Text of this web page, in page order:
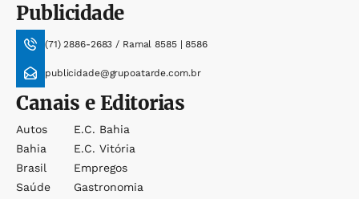
Publicidade
(71) 2886-2683 / Ramal 8585 | 8586
publicidade@grupoatarde.com.br
Canais e Editorias
Autos
Bahia
Brasil
Saúde
E.c. Bahia
E.c. Vitória
Empregos
Gastronomia